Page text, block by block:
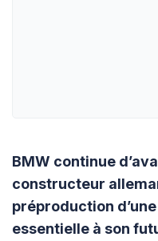
BMW continue
constructeur
préproduction
essentielle à son